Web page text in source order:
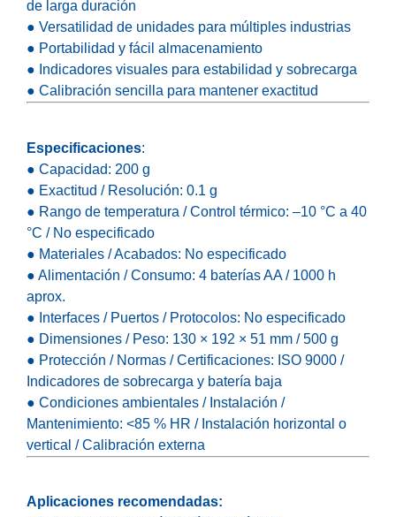
de larga duración
● Versatilidad de unidades para múltiples industrias
● Portabilidad y fácil almacenamiento
● Indicadores visuales para estabilidad y sobrecarga
● Calibración sencilla para mantener exactitud
Especificaciones:
● Capacidad: 200 g
● Exactitud / Resolución: 0.1 g
● Rango de temperatura / Control térmico: –10 °C a 40
°C / No especificado
● Materiales / Acabados: No especificado
● Alimentación / Consumo: 4 baterías AA / 1000 h
aprox.
● Interfaces / Puertos / Protocolos: No especificado
● Dimensiones / Peso: 130 × 192 × 51 mm / 500 g
● Protección / Normas / Certificaciones: ISO 9000 /
Indicadores de sobrecarga y batería baja
● Condiciones ambientales / Instalación /
Mantenimiento: <85 % HR / Instalación horizontal o
vertical / Calibración externa
Aplicaciones recomendadas: